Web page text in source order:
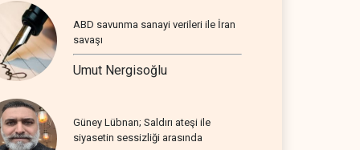
ABD savunma sanayi verileri ile İran
savaşı
Umut Nergisoğlu
Güney Lübnan; Saldırı ateşi ile
siyasetin sessizliği arasında